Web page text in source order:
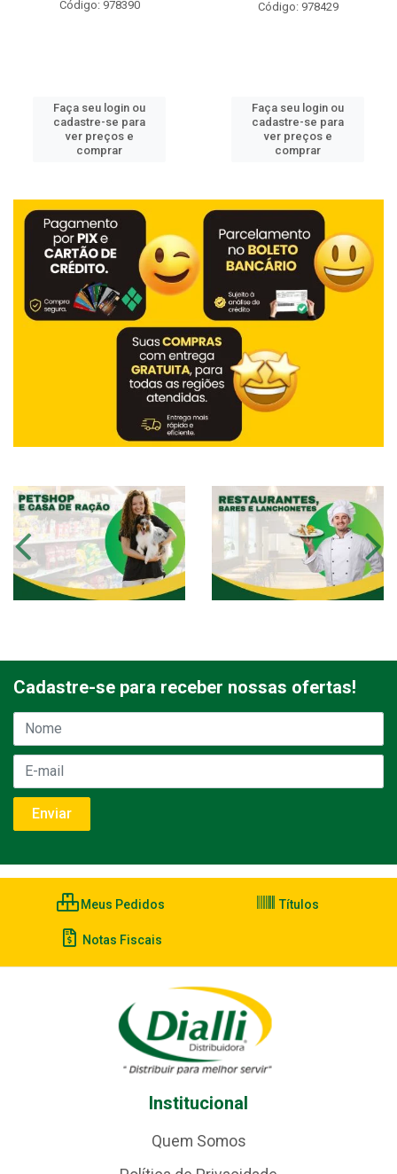
Código: 978390
Faça seu login ou
cadastre-se para
ver preços e
comprar
Código: 978429
Faça seu login ou
cadastre-se para
ver preços e
comprar
Cadastre-se para receber nossas ofertas!
Meus Pedidos Títulos
Notas Fiscais
Institucional
Quem Somos